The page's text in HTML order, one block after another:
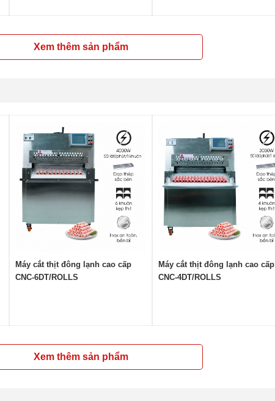
Xem thêm sản phẩm
Máy cắt thịt đông lạnh cao cấp
CNC-6DT/ROLLS
Máy cắt thịt đông lạnh cao cấp
CNC-4DT/ROLLS
Xem thêm sản phẩm